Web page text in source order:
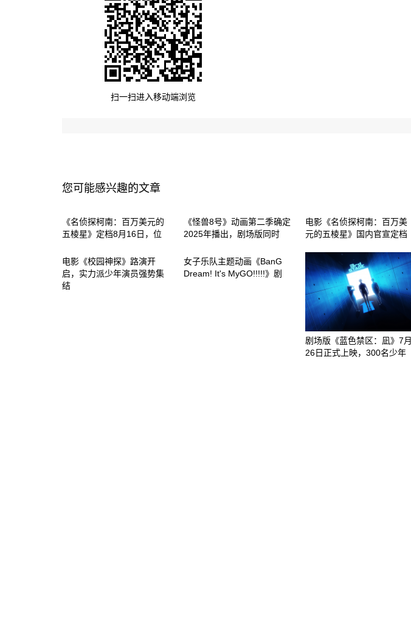
扫一扫进入移动端浏览
您可能感兴趣的文章
《名侦探柯南：百万美元的
五棱星》定档8月16日，位
《怪兽8号》动画第二季确定
2025年播出，剧场版同时
电影《名侦探柯南：百万美
元的五棱星》国内官宣定档
电影《校园神探》路演开
启，实力派少年演员强势集
结
女子乐队主题动画《BanG
Dream! It's MyGO!!!!!》剧
剧场版《蓝色禁区：凪》7月
26日正式上映，300名少年